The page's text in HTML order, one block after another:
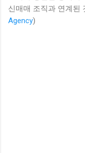
신매매 조직과 연계된
Agency)